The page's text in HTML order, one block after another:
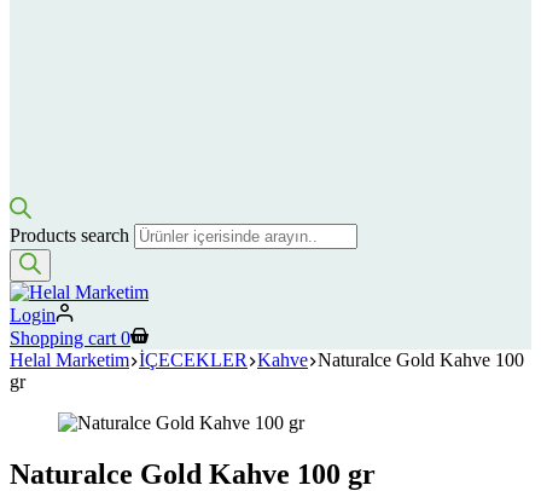
Products search
Login
Shopping cart 0
Helal Marketim İÇECEKLER Kahve Naturalce Gold Kahve 100
gr
Naturalce Gold Kahve 100 gr